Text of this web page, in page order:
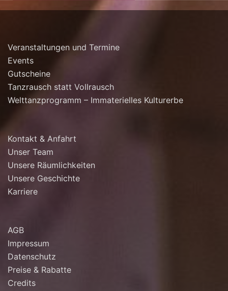
Veranstaltungen und Termine
Events
Gutscheine
Tanzrausch statt Vollrausch
Welttanzprogramm – Immaterielles Kulturerbe
Kontakt & Anfahrt
Unser Team
Unsere Räumlichkeiten
Unsere Geschichte
Karriere
AGB
Impressum
Datenschutz
Preise & Rabatte
Credits